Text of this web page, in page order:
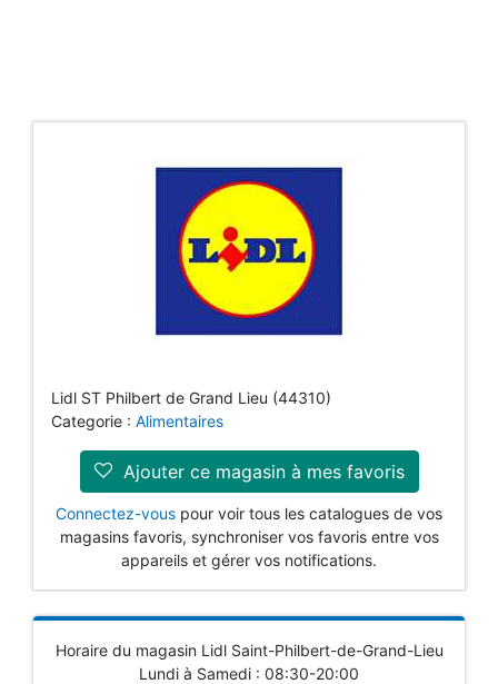
Lidl ST Philbert de Grand Lieu (44310)
Categorie : Alimentaires
Ajouter ce magasin à mes favoris
Connectez-vous pour voir tous les catalogues de vos
magasins favoris, synchroniser vos favoris entre vos
appareils et gérer vos notifications.
Horaire du magasin Lidl Saint-Philbert-de-Grand-Lieu
Lundi à Samedi : 08:30-20:00